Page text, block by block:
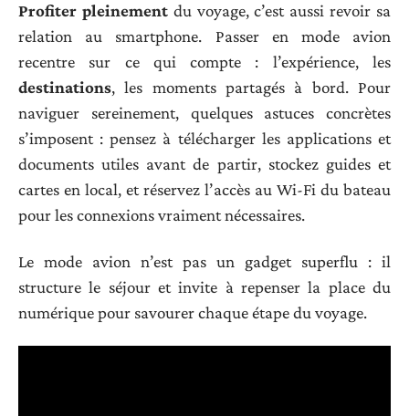
Profiter pleinementdu voyage, c’est aussi revoir sa
relation au smartphone. Passer en mode avion
recentre sur ce qui compte : l’expérience, les
destinations, les moments partagés à bord. Pour
naviguer sereinement, quelques astuces concrètes
s’imposent : pensez à télécharger les applications et
documents utiles avant de partir, stockez guides et
cartes en local, et réservez l’accès au Wi-Fi du bateau
pour les connexions vraiment nécessaires.
Le mode avion n’est pas un gadget superflu : il
structure le séjour et invite à repenser la place du
numérique pour savourer chaque étape du voyage.